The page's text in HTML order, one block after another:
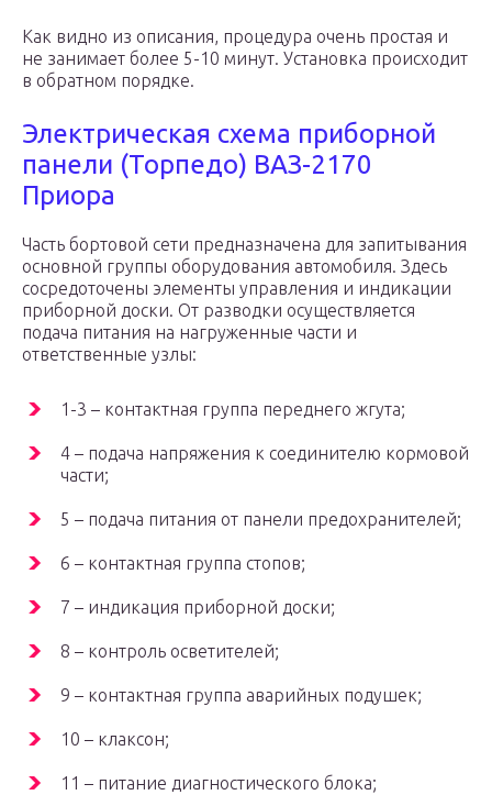
Как видно из описания, процедура очень простая и
не занимает более 5-10 минут. Установка происходит
в обратном порядке.
Электрическая схема приборной
панели (Торпедо) ВАЗ-2170
Приора
Часть бортовой сети предназначена для запитывания
основной группы оборудования автомобиля. Здесь
сосредоточены элементы управления и индикации
приборной доски. От разводки осуществляется
подача питания на нагруженные части и
ответственные узлы:
1-3 – контактная группа переднего жгута;
4 – подача напряжения к соединителю кормовой
части;
5 – подача питания от панели предохранителей;
6 – контактная группа стопов;
7 – индикация приборной доски;
8 – контроль осветителей;
9 – контактная группа аварийных подушек;
10 – клаксон;
11 – питание диагностического блока;